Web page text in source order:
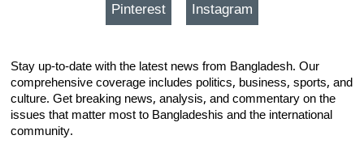
Pinterest Instagram
Stay up-to-date with the latest news from Bangladesh. Our
comprehensive coverage includes politics, business, sports, and
culture. Get breaking news, analysis, and commentary on the
issues that matter most to Bangladeshis and the international
community.